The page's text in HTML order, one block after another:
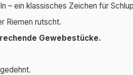
– ein klassisches Zeichen für
Riemen rutscht.
Gewebestücke.